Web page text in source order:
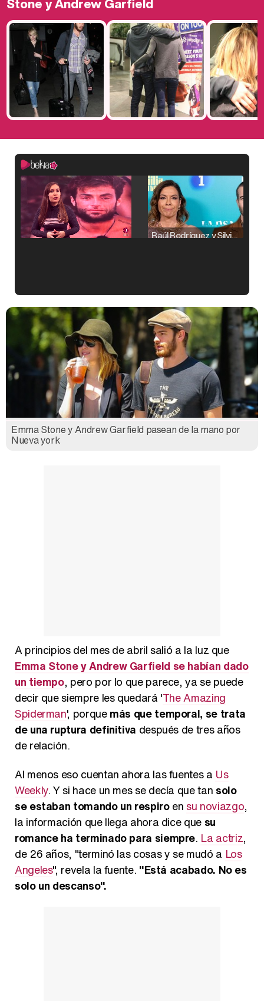
Stone y Andrew Garfield
Raúl Rodríguez y Silvia Taulés nos cuentan su papel en 'La familia de la tele'
Emma Stone y Andrew Garfield pasean de la mano por
Nueva york
A principios del mes de abril salió a la luz que
Emma Stone y Andrew Garfield se habían dado
un tiempo, pero por lo que parece, ya se puede
decir que siempre les quedará 'The Amazing
Spiderman', porquemás que temporal, se trata
de una ruptura definitiva después de tres años
de relación.
Al menos eso cuentan ahora las fuentes a Us
Weekly. Y si hace un mes se decía que tan solo
se estaban tomando un respiroen su noviazgo,
la información que llega ahora dice que su
romance ha terminado para siempre. La actriz,
de 26 años, "terminó las cosas y se mudó a Los
Angeles", revela la fuente. "Está acabado. No es
solo un descanso".